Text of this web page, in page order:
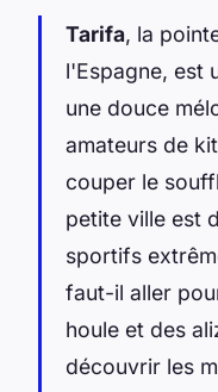
Tarifa, la
l'Espagne, est
une douce
amateurs de
couper le
petite ville est
sportifs
faut-il aller
houle et des
découvrir les